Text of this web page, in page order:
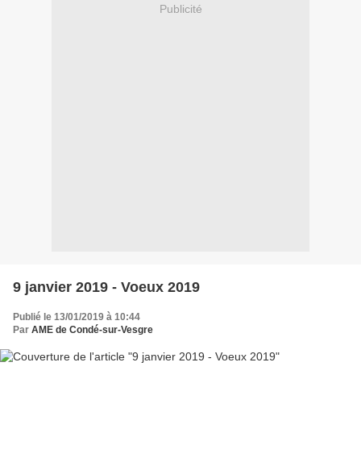
Publicité
9 janvier 2019 - Voeux 2019
Publié le 13/01/2019 à 10:44
Par AME de Condé-sur-Vesgre